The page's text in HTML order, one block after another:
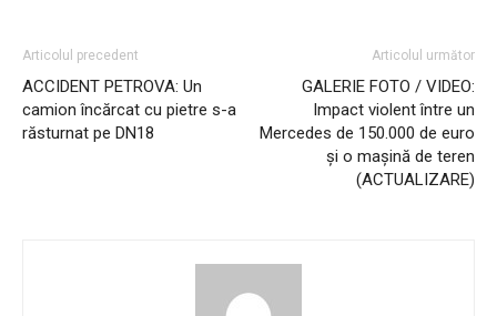
Articolul precedent
ACCIDENT PETROVA: Un
camion încărcat cu pietre s-a
răsturnat pe DN18
Articolul următor
GALERIE FOTO / VIDEO:
Impact violent între un
Mercedes de 150.000 de euro
și o mașină de teren
(ACTUALIZARE)